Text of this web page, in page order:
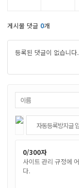
게시물 댓글 0개
등록된 댓글이 없습니다.
0/300자